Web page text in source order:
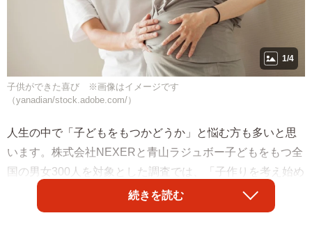
1/4
子供ができた喜び ※画像はイメージです
（yanadian/stock.adobe.com/）
人生の中で「子どもをもつかどうか」と悩む方も多いと思
います。株式会社NEXERと青山ラジュボー子どもをもつ全
国の男女300人を対象とした調査では、「子作りを考え始め
たきっかけ」について、約半数が「結婚を機に自然と考え
るようになった」と回答しました。
続きを読む